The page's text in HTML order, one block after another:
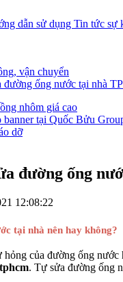
dẫn sử dụng Tin tức sự
vận chuyển
đường ống nước tại nhà
đường ống
12:08:22
tại nhà nên hay không?
của đường ống nước
. Tự sửa đường ống